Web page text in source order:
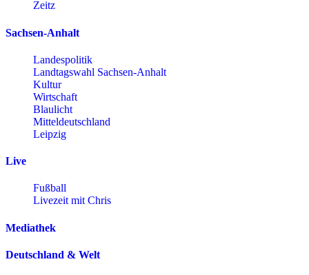
Zeitz
Sachsen-Anhalt
Landespolitik
Landtagswahl Sachsen-Anhalt
Kultur
Wirtschaft
Blaulicht
Mitteldeutschland
Leipzig
Live
Fußball
Livezeit mit Chris
Mediathek
Deutschland & Welt